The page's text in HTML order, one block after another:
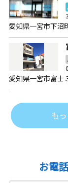
愛知県一宮市下
愛知県一宮市富
も
お電